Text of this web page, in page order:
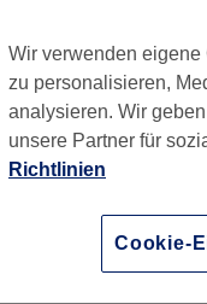
80686
1
Wir verwenden
zu personalisieren,
analysieren. Wir
unsere Partner für
Richtlinien
Cookie-